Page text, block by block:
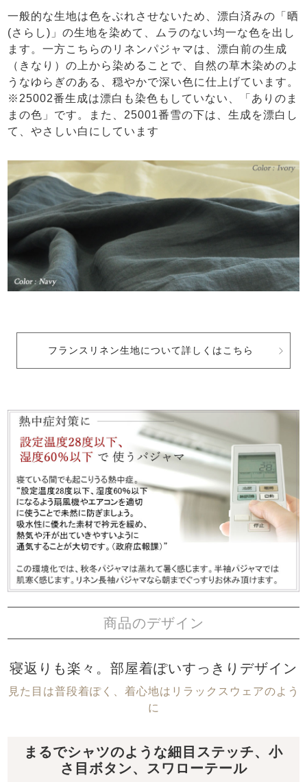
一般的な生地は色をぶれさせないため、漂白済みの「晒
(さらし)」の生地を染めて、ムラのない均一な色を出し
ます。一方こちらのリネンパジャマは、漂白前の生成
（きなり）の上から染めることで、自然の草木染めのよ
うなゆらぎのある、穏やかで深い色に仕上げています。
※25002番生成は漂白も染色もしていない、「ありのま
まの色」です。また、25001番雪の下は、生成を漂白し
て、やさしい白にしています
フランスリネン生地について詳しくはこちら
商品のデザイン
寝返りも楽々。部屋着ぽいすっきりデザイン
見た目は普段着ぽく、着心地はリラックスウェアのよう
に
まるでシャツのような細目ステッチ、小
さ目ボタン、スワローテール